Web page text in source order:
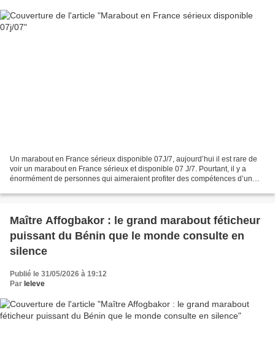
Un marabout en France sérieux disponible 07J/7, aujourd’hui il est rare de
voir un marabout en France sérieux et disponible 07 J/7. Pourtant, il y a
énormément de personnes qui aimeraient profiter des compétences d’un
Maître Affogbakor : le grand marabout féticheur
puissant du Bénin que le monde consulte en
silence
Publié le 31/05/2026 à 19:12
Par leleve